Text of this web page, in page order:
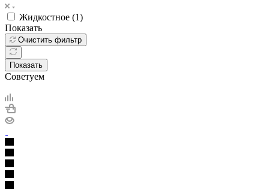
Жидкостное (1)
Показать
Очистить фильтр
Показать
Советуем